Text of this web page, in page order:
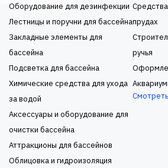
Оборудование для дезинфекции
Лестницы и поручни для бассейна
Закладные элементы для
бассейна
Подсветка для бассейна
Химические средства для ухода
за водой
Аксессуары и оборудование для
очистки бассейна
Аттракционы для бассейнов
Облицовка и гидроизоляция
прудах
ручья